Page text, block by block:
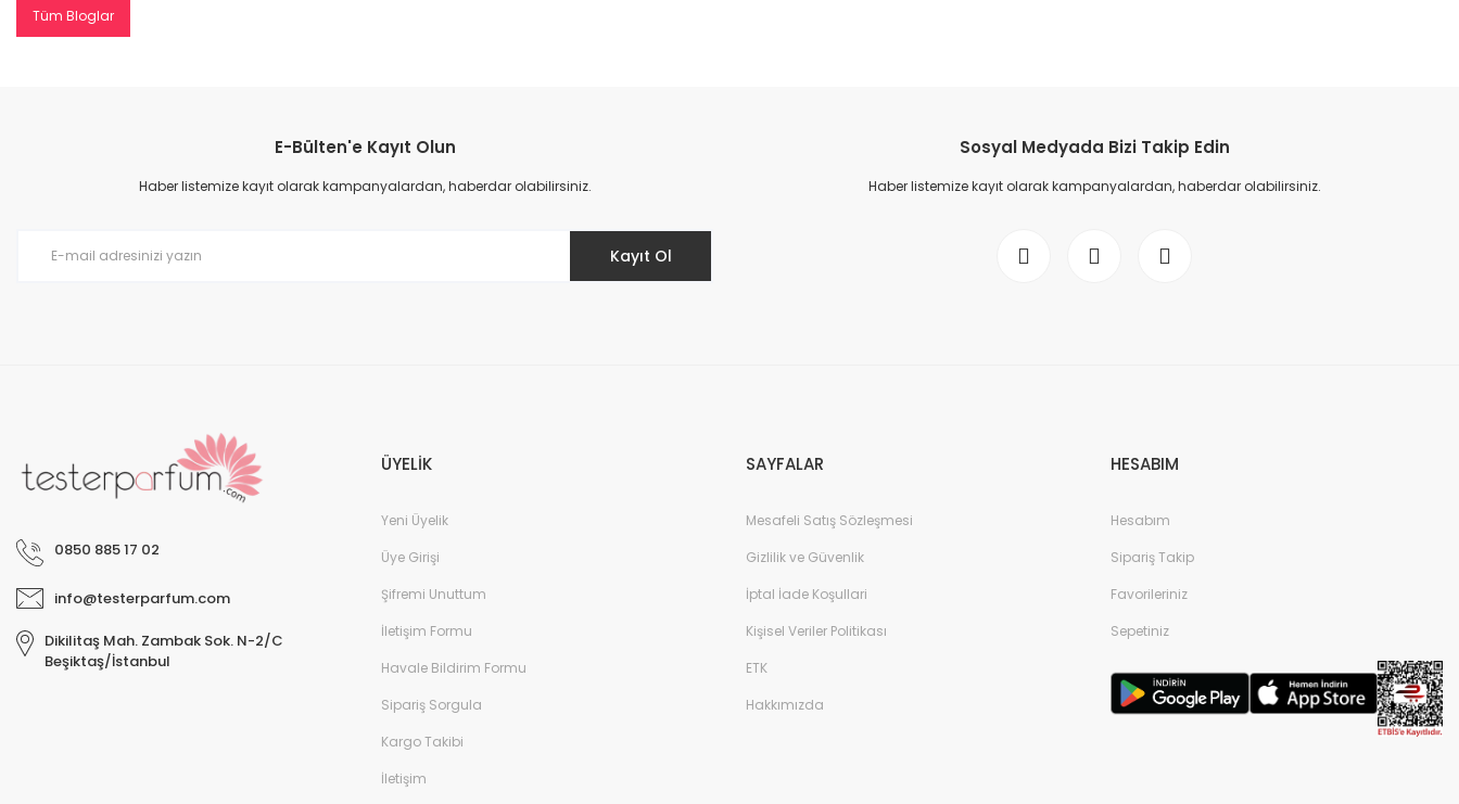
Tüm Bloglar
E-Bülten'e Kayıt Olun
Haber listemize kayıt olarak kampanyalardan, haberdar olabilirsiniz.
Kayıt Ol
Sosyal Medyada Bizi Takip Edin
Haber listemize kayıt olarak kampanyalardan, haberdar olabilirsiniz.
0850 885 17 02
info@testerparfum.com
Dikilitaş Mah. Zambak Sok. N-2/C
Beşiktaş/İstanbul
ÜYELİK
Yeni Üyelik
Üye Girişi
Şifremi Unuttum
İletişim Formu
Havale Bildirim Formu
Sipariş Sorgula
Kargo Takibi
İletişim
SAYFALAR
Mesafeli Satış Sözleşmesi
Gizlilik ve Güvenlik
İptal İade Koşullari
Kişisel Veriler Politikası
ETK
Hakkımızda
HESABIM
Hesabım
Sipariş Takip
Favorileriniz
Sepetiniz